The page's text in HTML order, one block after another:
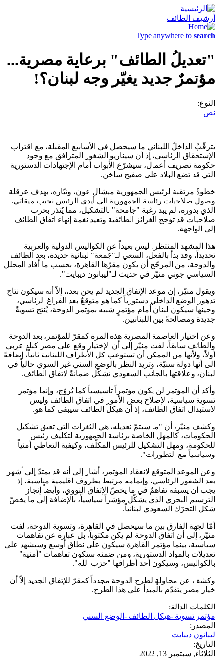
أرشيف الطائف
Type anywhere to search
"تعديلُ الطائف" برعاية مصرية...
مؤتمرٌ جديد يغيّر وجه لبنان؟!
النوع:
نص
يترقّبُ الداخلُ اللبناني ما سيحصل في الأسابيع المقبلة، مع اقتراب
الإستحقاق الرئاسي، إذ أن سيناريو الشغور المترافق مع وجود
حكومة تصريف أعمال، سيشرّع الأبواب أمام الإجتهادات الدستورية
التي قد تضع البلاد على صفيح ساخن.
خطوةٌ مرتقبة لرئيس الجمهورية ميشال عون، وتيّاره، بهدف عرقلة
وصول صلاحيات رئاسة الجمهورية الى أيدي الرئيس نجيب ميقاتي،
الذي بدوره، لم يبد رغبة "جامحة" بالتشكيل، مما يُنذر بحرب
صلاحيات قد تؤجج الغرائز الطائفية وتعيد نغمة إنهاء اتفاق الطائف
إلى الواجهة.
هذا المشهد المنتظر، ليس بعيداً عن الكواليس الدولية والعربية
تحديداً، وقد بدأ بالفعل، السعي لـ"جَمعة" لبنانية جديدة، بعد الطائف
والدوحة، من المرجّح أن يكون مقرّها القاهرة، بحسب ما أفاد المحلل
السياسي جوني منيّر في حديث لـ"ليبانون ديبايت".
ويقول منيّر، إن موعد الإتفاق الجديد لم يحن بعد،، إلاّ أنه سيكون نتاج
تدهور الوضع الداخلي دستورياً كما هو متوقعٌ بعد الفراغ الرئاسي،
وحينها سيكون لبنان أمام مؤتمرٍ شبيه بمؤتمر الدوحة، يُنتج تسويةً
جديدة ومصالحةً بين اللبنانيين.
وعن اختيار العاصمة المصرية هذه المرة كمقرّ للمؤتمر، بعد الدوحة
والطائف سابقاً، لفت منيّر إلى أن الإختيار وقع على مصر كبلدٍ عربي
أولاً، ولأنها من الممكن أن تستوعب كل الأطراف اللبنانية ثانياً، إضافةً
الى أنها دولة سنيّة، وتريد النظر بالوضع السني غير السوي حالياً في
لبنان، وعلاقتها بالجانب السعودي تشكّل ضمانةً لاتفاق الطائف.
وأكد أن المؤتمر لن يكون مؤتمراً تأسيسياً كما يُروّج، وإنما مؤتمر
تسوية سياسية، لإصلاح بعض الأمور في اتفاق الطائف وليس
لاستبدال اتفاق الطائف، إذ أن هيكل الطائف سيبقى كما هو.
وكشف منيّر، أن "ما سيتمّ تعديله، هي الثغرات التي تعيق تشكيل
الحكومات، كالمهل الخاصة برئاسة الجمهورية لتكليف رئيس
للحكومة، ومهل التشكيل للرئيس المكلّف، وكيفية التعاطي أمنياً
وسياسياً مع التطورات".
وعن الموعد المتوقع لانعقاد المؤتمر، أشار إلى أنه قد يمتدّ إلى أشهر
بعد الشغور الرئاسي، وإتمامه مرتبط بظروف اقليمية مناسبة، إذ
يجب أن يسبقه تفاهمٌ في ما يخصّ الإتفاق النووي، وأيضاً إنجاز
الترسيم البحري الذي يشكّل مؤشراً سياسياً، بالإضافة إلى ما يخصّ
شكل التحرّك السعودي لبنانياً.
أمّا لجهة الفارق بين ما سيحصل في القاهرة، وتسوية الدوحة، لفت
منيّر، إلى أن اتفاق الدوحة لم يكن مكتوباً، بل عبارة عن تفاهمات
سياسية، بينما مؤتمر القاهرة سيكون على نطاق أوسع وسيشهد على
تعديلات بالمواد الدستورية، ومن ضمنه ستكون تفاهمات "أمنية"
بالكواليس، وسيكون أحد أطرافها "حزب الله".
وكشف عن محاولةٍ لطرح الدوحة مجدداً كمقرّ للإتفاق الجديد إلاّ أن
خيار مصر يتقدّم بالمبدأ على هذا الطرح.
الكلمات الدالة:
مؤتمر تسوية -هيكل الطائف -الوضع السني
المصدر:
ليبانون ديبايت
التاريخ:
الثلاثاء, سبتمبر 13, 2022